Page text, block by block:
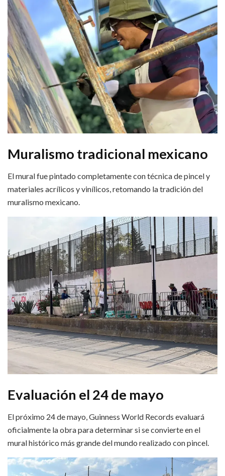
Muralismo tradicional mexicano
El mural fue pintado completamente con técnica de pincel y
materiales acrílicos y vinílicos, retomando la tradición del
muralismo mexicano.
Evaluación el 24 de mayo
El próximo 24 de mayo, Guinness World Records evaluará
oficialmente la obra para determinar si se convierte en el
mural histórico más grande del mundo realizado con pincel.